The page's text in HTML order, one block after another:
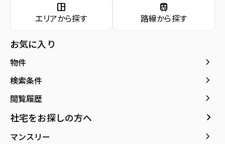
space_dashboard
エリアから探す
train
路線から探す
お気に入り
物件 keyboard_arrow_right
検索条件 keyboard_arrow_right
閲覧履歴 keyboard_arrow_right
社宅をお探しの方へ keyboard_arrow_right
マンスリー keyboard_arrow_right
仙台市営バス バス停『県庁市役所前』から
徒歩2分
所在地
紹介動画